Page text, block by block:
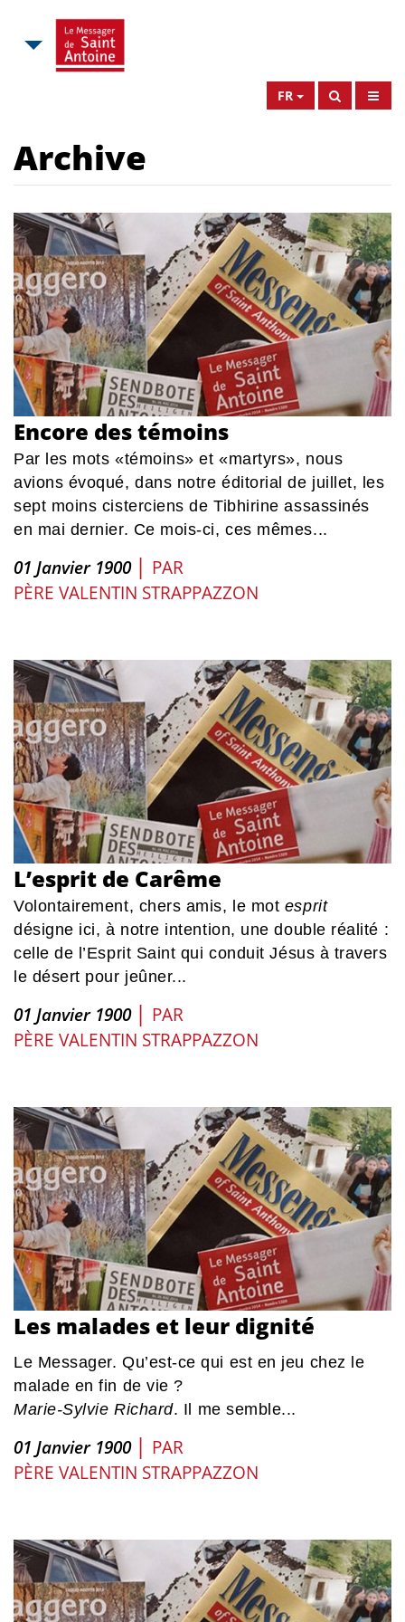
FR
Archive
Encore des témoins
Par les mots «témoins» et «martyrs», nous
avions évoqué, dans notre éditorial de juillet, les
sept moins cisterciens de Tibhirine assassinés
en mai dernier. Ce mois-ci, ces mêmes...
01 Janvier 1900 | PAR
PÈRE VALENTIN STRAPPAZZON
L’esprit de Carême
Volontairement, chers amis, le mot esprit
désigne ici, à notre intention, une double réalité :
celle de l’Esprit Saint qui conduit Jésus à travers
le désert pour jeûner...
01 Janvier 1900 | PAR
PÈRE VALENTIN STRAPPAZZON
Les malades et leur dignité
Le Messager. Qu’est-ce qui est en jeu chez le
malade en fin de vie ?
Marie-Sylvie Richard. Il me semble...
01 Janvier 1900 | PAR
PÈRE VALENTIN STRAPPAZZON